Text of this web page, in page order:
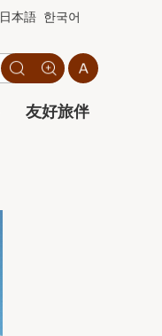
日本語 한국어
友好旅伴